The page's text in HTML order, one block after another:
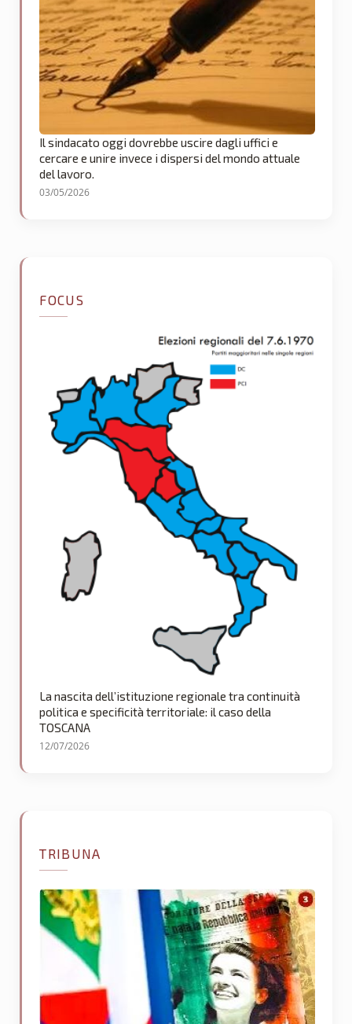
Il sindacato oggi dovrebbe uscire dagli uffici e
cercare e unire invece i dispersi del mondo attuale
del lavoro.
03/05/2026
FOCUS
La nascita dell’istituzione regionale tra continuità
politica e specificità territoriale: il caso della
TOSCANA
12/07/2026
TRIBUNA